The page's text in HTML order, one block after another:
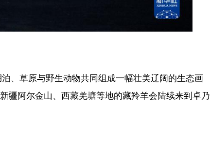
草原与野生动物共同组成一幅壮美辽阔的生态画
疆阿尔金山、西藏羌塘等地的藏羚羊会陆续来到卓乃